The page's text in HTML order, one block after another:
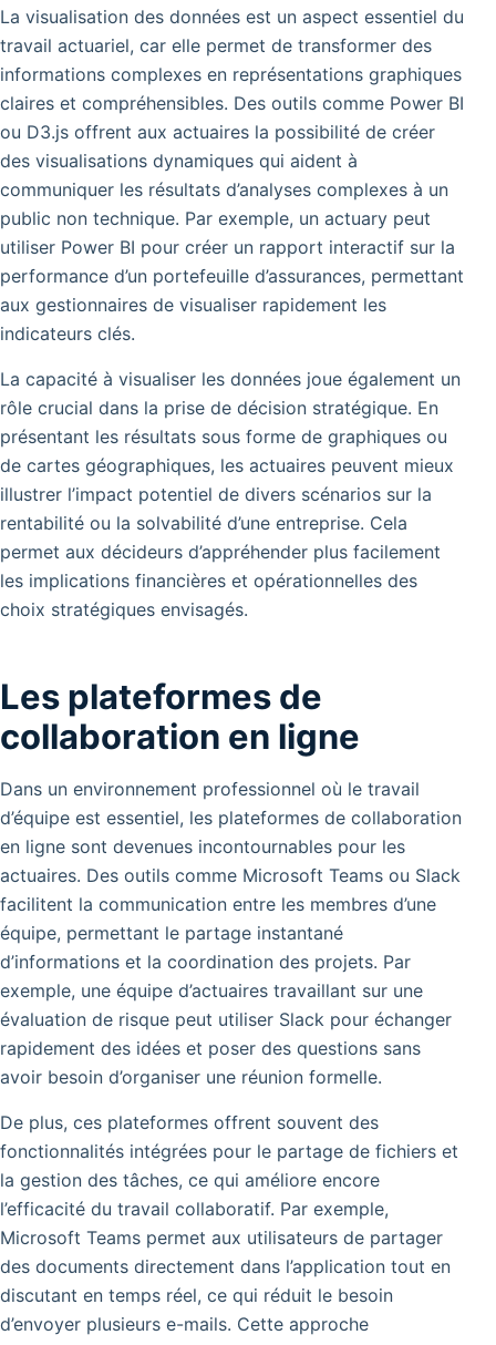
La visualisation des données est un aspect essentiel du
travail actuariel, car elle permet de transformer des
informations complexes en représentations graphiques
claires et compréhensibles. Des outils comme Power BI
ou D3.js offrent aux actuaires la possibilité de créer
des visualisations dynamiques qui aident à
communiquer les résultats d’analyses complexes à un
public non technique. Par exemple, un actuary peut
utiliser Power BI pour créer un rapport interactif sur la
performance d’un portefeuille d’assurances, permettant
aux gestionnaires de visualiser rapidement les
indicateurs clés.
La capacité à visualiser les données joue également un
rôle crucial dans la prise de décision stratégique. En
présentant les résultats sous forme de graphiques ou
de cartes géographiques, les actuaires peuvent mieux
illustrer l’impact potentiel de divers scénarios sur la
rentabilité ou la solvabilité d’une entreprise. Cela
permet aux décideurs d’appréhender plus facilement
les implications financières et opérationnelles des
choix stratégiques envisagés.
Les plateformes de
collaboration en ligne
Dans un environnement professionnel où le travail
d’équipe est essentiel, les plateformes de collaboration
en ligne sont devenues incontournables pour les
actuaires. Des outils comme Microsoft Teams ou Slack
facilitent la communication entre les membres d’une
équipe, permettant le partage instantané
d’informations et la coordination des projets. Par
exemple, une équipe d’actuaires travaillant sur une
évaluation de risque peut utiliser Slack pour échanger
rapidement des idées et poser des questions sans
avoir besoin d’organiser une réunion formelle.
De plus, ces plateformes offrent souvent des
fonctionnalités intégrées pour le partage de fichiers et
la gestion des tâches, ce qui améliore encore
l’efficacité du travail collaboratif. Par exemple,
Microsoft Teams permet aux utilisateurs de partager
des documents directement dans l’application tout en
discutant en temps réel, ce qui réduit le besoin
d’envoyer plusieurs e-mails. Cette approche